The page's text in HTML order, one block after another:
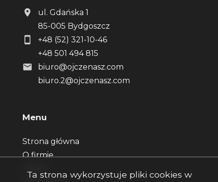
ul. Gdańska 1
85-005 Bydgoszcz
+48 (52) 321-10-46
+48 501 494 815
biuro@ojczenasz.com
biuro.2@ojczenasz.com
Menu
Strona główna
O firmie
Ta strona wykorzystuje pliki cookies w